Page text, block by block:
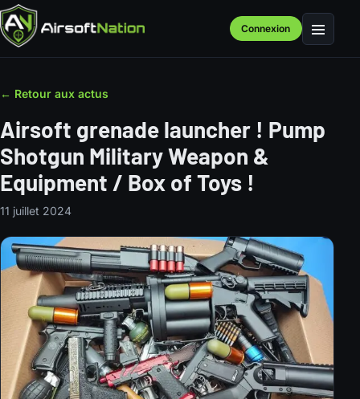
Connexion Menu
← Retour aux actus
Airsoft grenade launcher ! Pump
Shotgun Military Weapon &
Equipment / Box of Toys !
11 juillet 2024